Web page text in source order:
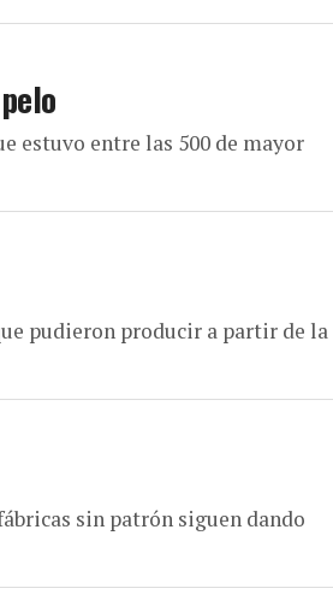
estuvo entre las 500 de mayor
pudieron producir a partir de la
sin patrón siguen dando